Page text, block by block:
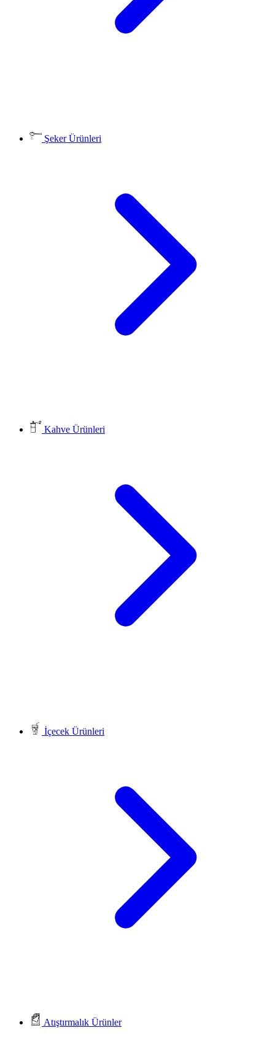
Şeker Ürünleri
Kahve Ürünleri
İçecek Ürünleri
Atıştırmalık Ürünler